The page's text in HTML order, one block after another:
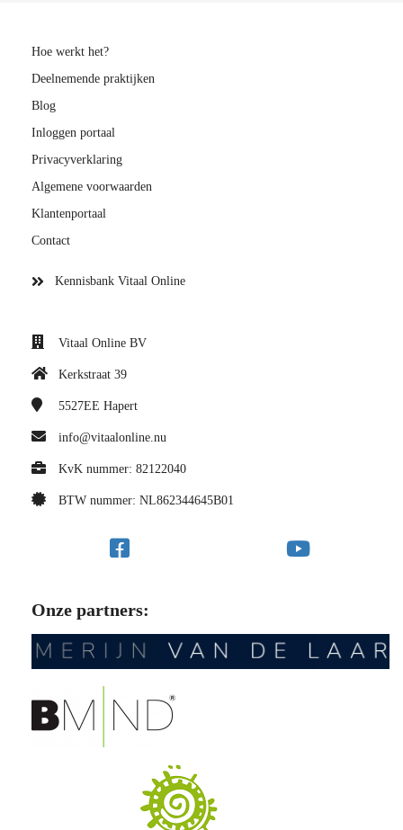
Hoe werkt het?
Deelnemende praktijken
Blog
Inloggen portaal
Privacyverklaring
Algemene voorwaarden
Klantenportaal
Contact
Kennisbank Vitaal Online
Vitaal Online BV
Kerkstraat 39
5527EE Hapert
info@vitaalonline.nu
KvK nummer: 82122040
BTW nummer: NL862344645B01
Onze partners: